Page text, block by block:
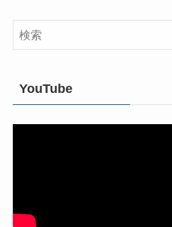
YouTube